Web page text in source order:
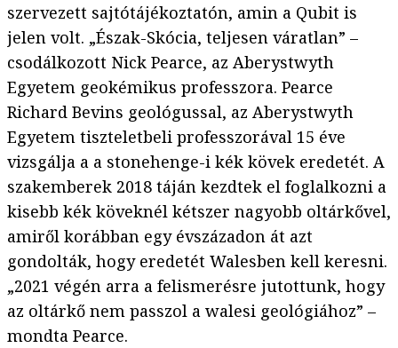
szervezett sajtótájékoztatón, amin a Qubit is
jelen volt. „Észak-Skócia, teljesen váratlan” –
csodálkozott Nick Pearce, az Aberystwyth
Egyetem geokémikus professzora. Pearce
Richard Bevins geológussal, az Aberystwyth
Egyetem tiszteletbeli professzorával 15 éve
vizsgálja a a stonehenge-i kék kövek eredetét. A
szakemberek 2018 táján kezdtek el foglalkozni a
kisebb kék köveknél kétszer nagyobb oltárkővel,
amiről korábban egy évszázadon át azt
gondolták, hogy eredetét Walesben kell keresni.
„2021 végén arra a felismerésre jutottunk, hogy
az oltárkő nem passzol a walesi geológiához” –
mondta Pearce.